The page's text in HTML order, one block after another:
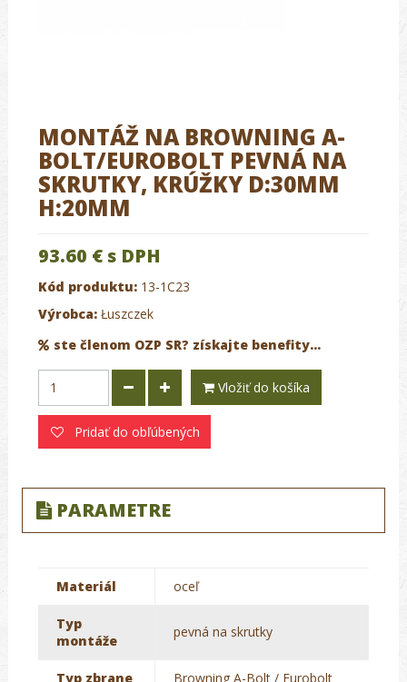
MONTÁŽ NA BROWNING A-
BOLT/EUROBOLT PEVNÁ NA
SKRUTKY, KRÚŽKY D:30MM
H:20MM
93.60 € s DPH
Kód produktu: 13-1C23
Výrobca: Łuszczek
ste členom OZP SR? získajte benefity...
Vložiť do košíka
Pridať do obľúbených
PARAMETRE
Materiál oceľ
Typ
montáže
pevná na skrutky
Typ zbrane Browning A-Bolt / Eurobolt